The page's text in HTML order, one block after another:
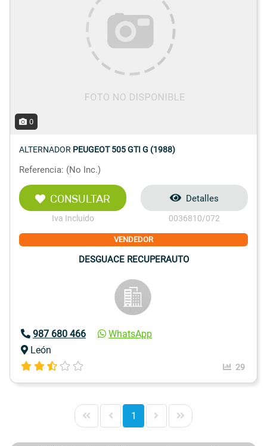
0
ALTERNADOR PEUGEOT 505 GTI G (1988)
Referencia: (No Inc.)
CONSULTAR
Iva Incluido
Detalles
0036810/072
VENDEDOR
DESGUACE RECUPERAUTO
987 680 466
WhatsApp
León
29
1